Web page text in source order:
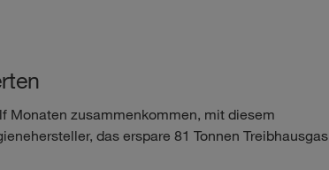
Monaten zusammenkommen, mit diesem
das erspare 81 Tonnen Treibhausgas